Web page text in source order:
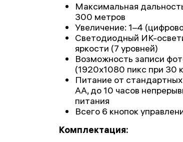
Максимальная
300 метров
Увеличение: 1–4
Светодиодный ИК-
яркости (7 уровней)
Возможность записи
(1920x1080 пикс при 30
Питание от
АА, до 10 часов
питания
Всего 6 кнопок
Комплектация: